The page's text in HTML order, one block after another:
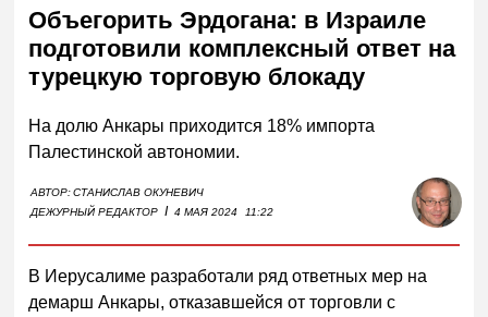
Объегорить Эрдогана: в Израиле
подготовили комплексный ответ на
турецкую торговую блокаду
На долю Анкары приходится 18% импорта
Палестинской автономии.
АВТОР:СТАНИСЛАВ ОКУНЕВИЧ
ДЕЖУРНЫЙ РЕДАКТОР I 4 МАЯ 2024 11:22
В Иерусалиме разработали ряд ответных мер на
демарш Анкары, отказавшейся от торговли с